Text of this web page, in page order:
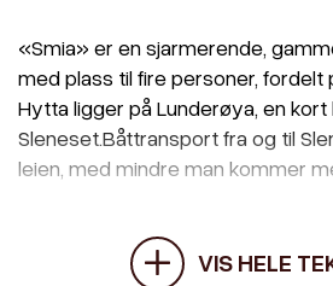
«Smia» er en sjarmerende,
med plass til fire personer, fordelt
Hytta ligger på Lunderøya, en kort
Sleneset.Båttransport fra og til
leien, med mindre man kommer
VIS HELE